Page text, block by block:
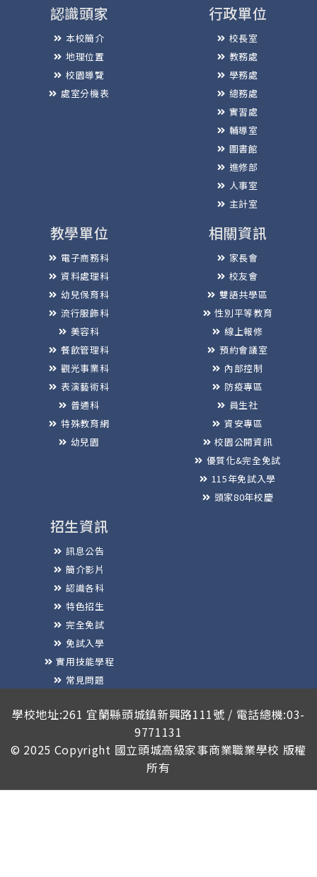
認識頭家
本校簡介
地理位置
校園導覽
處室分機表
行政單位
校長室
教務處
學務處
總務處
實習處
輔導室
圖書館
進修部
人事室
主計室
教學單位
電子商務科
資料處理科
幼兒保育科
流行服飾科
美容科
餐飲管理科
觀光事業科
表演藝術科
普通科
特殊教育網
幼兒園
相關資訊
家長會
校友會
雙語共學區
性別平等教育
線上報修
預約會議室
內部控制
防疫專區
員生社
資安專區
校園公開資訊
優質化&完全免試
115年免試入學
頭家80年校慶
招生資訊
訊息公告
簡介影片
認識各科
特色招生
完全免試
免試入學
實用技能學程
常見問題
學校地址:261 宜蘭縣頭城鎮新興路111號 / 電話總機:03-
9771131
© 2025 Copyright 國立頭城高級家事商業職業學校 版權
所有